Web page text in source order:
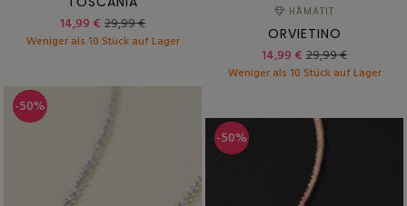
14,99 € 29,99 €
Weniger als 10 Stück auf Lager
HÄMATIT
ORVIETINO
14,99 € 29,99 €
Weniger als 10 Stück auf Lager
-50%
-50%